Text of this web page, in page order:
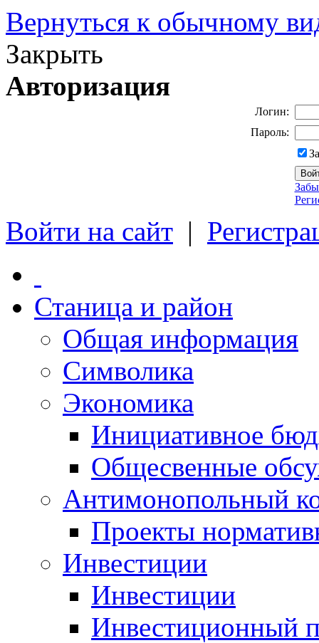
Вернуться к обычному
Закрыть
Авторизация
Логин:
Пароль:
Войти на сайт |
Станица и район
Общая информация
Символика
Экономика
Инициативное
Общесвенные
Антимонопольный
Проекты
Инвестиции
Инвестиции
Инвестиционный